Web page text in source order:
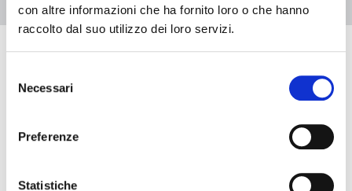
con altre informazioni che ha fornito loro o che hanno
raccolto dal suo utilizzo dei loro servizi.
delNecessari
Preferenze
Statistiche
Data e ora di inizio